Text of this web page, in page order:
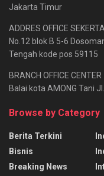
Jakarta Timur
ADDRES OFFICE
No.12 blok B 5-6
Tengah kode pos 59115
BRANCH OFFICE CENTER
Balai kota AMONG Tani
Browse by Category
Berita Terkini
Bisnis
Breaking News